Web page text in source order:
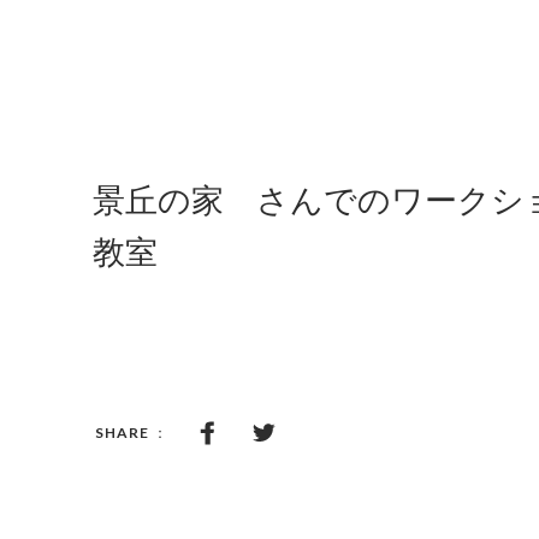
景丘の家 さんでのワークシ
教室